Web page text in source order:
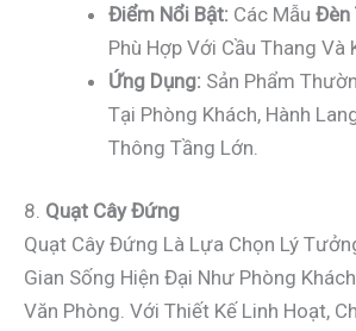
Điểm Nổi Bật: Các Mẫu Đèn
Phù Hợp Với Cầu Thang Và
Ứng Dụng: Sản Phẩm
Tại Phòng Khách, Hành
Thông Tầng Lớn.
8. Quạt Cây Đứng
Quạt Cây Đứng Là Lựa Chọn Lý
Gian Sống Hiện Đại Như Phòng
Văn Phòng. Với Thiết Kế Linh Hoạt,